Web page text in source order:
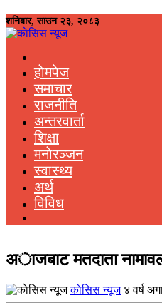
शनिबार, साउन २३, २०८३
हाेमपेज
समाचार
राजनीति
अन्तरवार्ता
शिक्षा
मनाेरञ्जन
स्वास्थ्य
अर्थ
विविध
अाजबाट मतदाता
काेसिस न्यूज ४ वर्ष